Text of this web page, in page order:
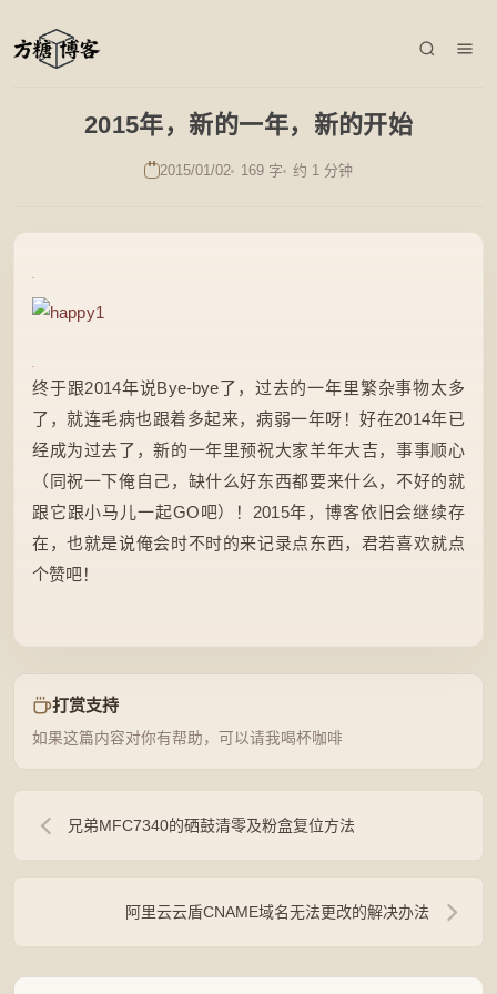
2015年，新的一年，新的开始
2015/01/02 169 字 约 1 分钟
终于跟2014年说Bye-bye了，过去的一年里繁杂事物太多
了，就连毛病也跟着多起来，病弱一年呀！好在2014年已
经成为过去了，新的一年里预祝大家羊年大吉，事事顺心
（同祝一下俺自己，缺什么好东西都要来什么，不好的就
跟它跟小马儿一起GO吧）！2015年，博客依旧会继续存
在，也就是说俺会时不时的来记录点东西，君若喜欢就点
个赞吧！
打赏支持
如果这篇内容对你有帮助，可以请我喝杯咖啡
兄弟MFC7340的硒鼓清零及粉盒复位方法
阿里云云盾CNAME域名无法更改的解决办法